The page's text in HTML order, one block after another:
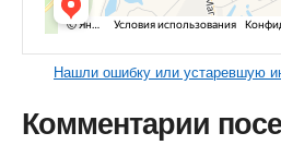
Нашли ошибку или устаревшую
Комментарии